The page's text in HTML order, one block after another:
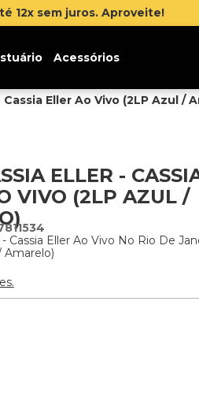
Acessórios
Eller Ao Vivo (2LP Azul /
ELLER -
VIVO (2LP AZUL /
- Cassia Eller Ao Vivo No Rio De
Amarelo)